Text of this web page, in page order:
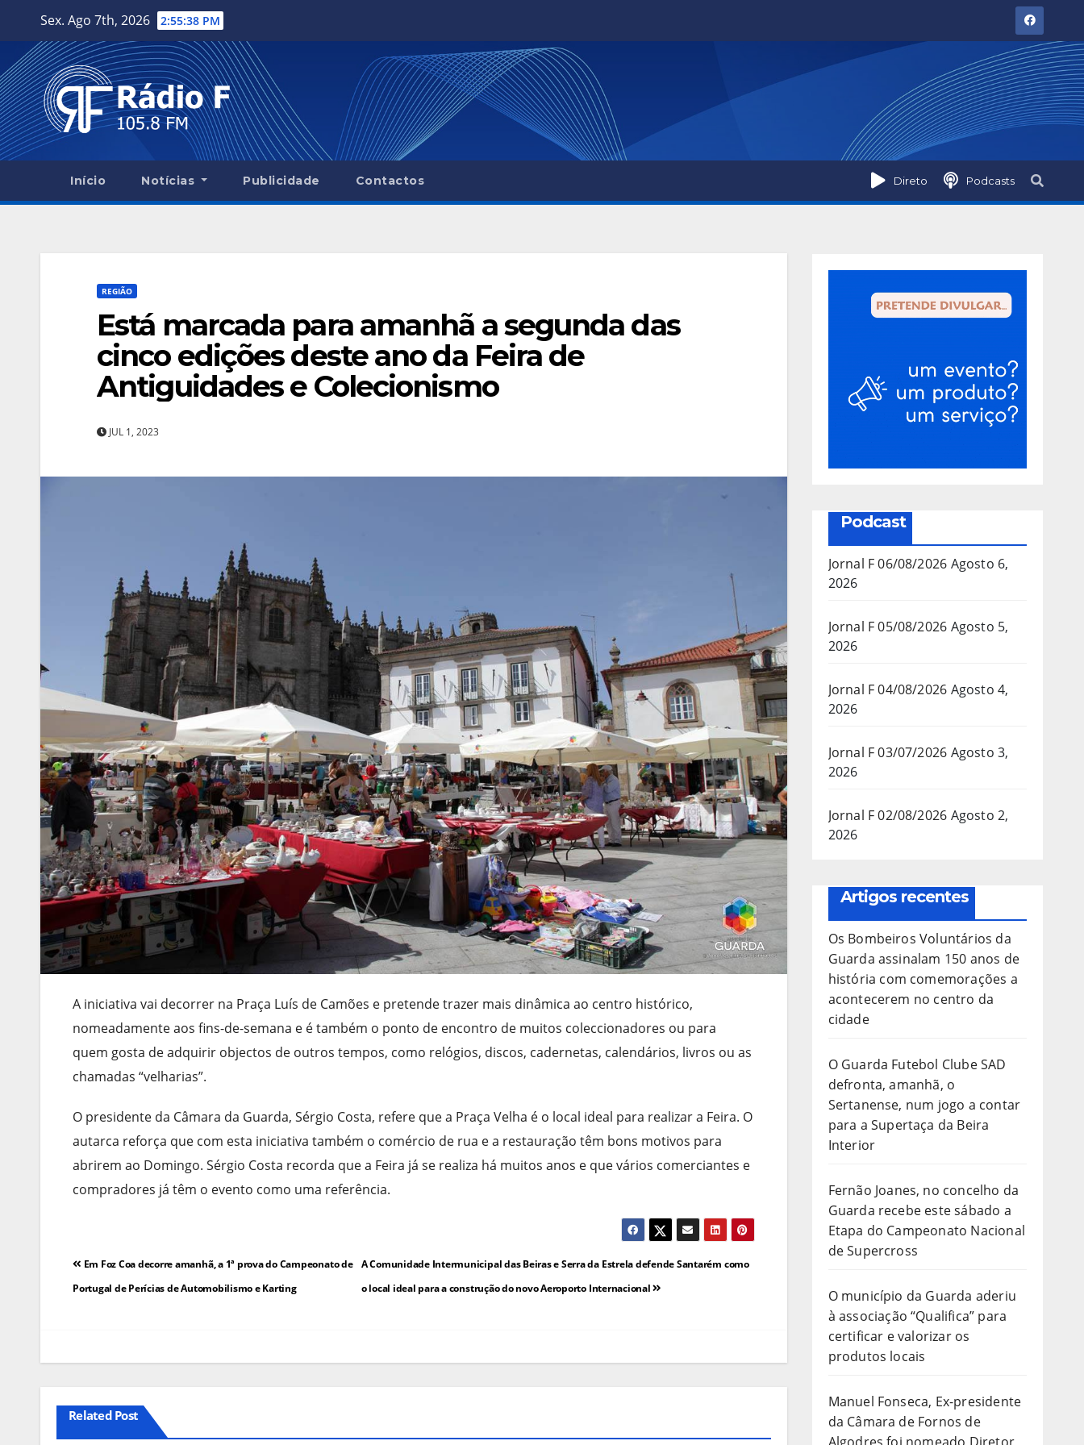
content
Sex. Ago 7th, 2026 2:55:39 PM
Direto Podcasts
Início Notícias Publicidade Contactos
REGIÃO
Está marcada para amanhã a segunda das
cinco edições deste ano da Feira de
Antiguidades e Colecionismo
JUL 1, 2023
A iniciativa vai decorrer na Praça Luís de Camões e pretende trazer mais dinâmica ao centro histórico,
nomeadamente aos fins-de-semana e é também o ponto de encontro de muitos coleccionadores ou para
quem gosta de adquirir objectos de outros tempos, como relógios, discos, cadernetas, calendários, livros ou as
chamadas “velharias”.
O presidente da Câmara da Guarda, Sérgio Costa, refere que a Praça Velha é o local ideal para realizar a Feira. O
autarca reforça que com esta iniciativa também o comércio de rua e a restauração têm bons motivos para
abrirem ao Domingo. Sérgio Costa recorda que a Feira já se realiza há muitos anos e que vários comerciantes e
compradores já têm o evento como uma referência.
Navegação
de
A Comunidade Intermunicipal das Beiras e Serra da Estrela defende Santarém como
o local ideal para a construção do novo Aeroporto Internacional
Em Foz Coa decorre amanhã, a 1ª prova do Campeonato de
Portugal de Perícias de Automobilismo e Karting
Related Post
Podcast
Jornal F 06/08/2026 Agosto 6,
2026
Jornal F 05/08/2026 Agosto 5,
2026
Jornal F 04/08/2026 Agosto 4,
2026
Jornal F 03/07/2026 Agosto 3,
2026
Jornal F 02/08/2026 Agosto 2,
2026
Artigos recentes
Os Bombeiros Voluntários da
Guarda assinalam 150 anos de
história com comemorações a
acontecerem no centro da
cidade
O Guarda Futebol Clube SAD
defronta, amanhã, o
Sertanense, num jogo a contar
para a Supertaça da Beira
Interior
Fernão Joanes, no concelho da
Guarda recebe este sábado a
Etapa do Campeonato Nacional
de Supercross
O município da Guarda aderiu
à associação “Qualifica” para
certificar e valorizar os
produtos locais
Manuel Fonseca, Ex-presidente
da Câmara de Fornos de